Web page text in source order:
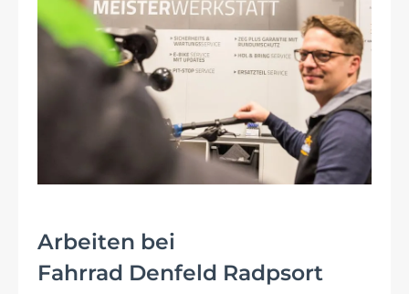
Arbeiten bei
Fahrrad Denfeld Radpsort